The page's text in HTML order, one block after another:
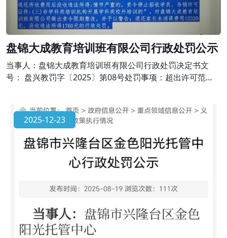
盘锦大成教育培训班有限公司行政处罚公示
当事人：盘锦大成教育培训班有限公司行政处罚决定书文
号： 盘兴教罚字〔2025〕第08号处罚事项：超出许可范
出办学许可范围，有下列行为之一的，由县级以上人民政府
校外培训主管部门或者其他有关部门责令限期改正，并予以
警告;有违法所得的，退还所收费用后没收违法所得;情节严重
的，责令停止招收学员、吊销许
2025-12-23